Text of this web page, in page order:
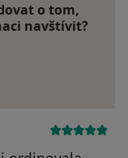
o tom,
navštívit?